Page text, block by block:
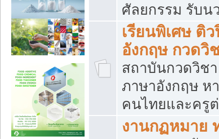
ศัลยกรรม รับน
เรียนพิเศษ ติ
อังกฤษ กวดวิ
สถาบันกวดวิช
ภาษาอังกฤษ ห
คนไทยและครู
งานกฏหมาย